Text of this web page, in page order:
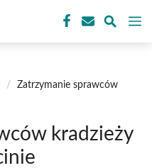
/
Zatrzymanie sprawców
kradzieży